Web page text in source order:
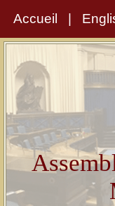
Accueil